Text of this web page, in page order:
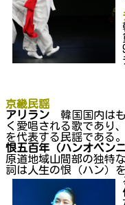
京畿民謡
アリラン 韓国国内は
く愛唱される歌であり
を代表する民謡である
恨五百年（ハンオベンニ
原道地域山間部の独特
詞は人生の恨（ハン）